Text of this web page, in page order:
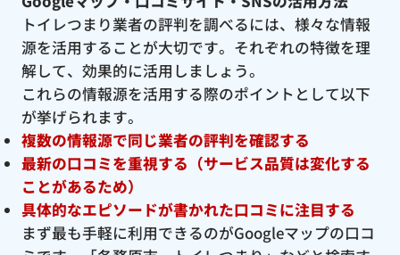
トイレつまり業者の評判を調べるには、様々な情報
源を活用することが大切です。それぞれの特徴を理
解して、効果的に活用しましょう。
これらの情報源を活用する際のポイントとして以下
が挙げられます。
複数の情報源で同じ業者の評判を確認する
最新の口コミを重視する（サービス品質は変化する
ことがあるため）
具体的なエピソードが書かれた口コミに注目する
まず最も手軽に利用できるのがGoogleマップの口コ